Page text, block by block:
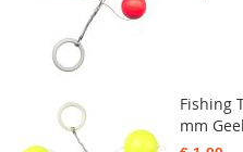
Fishing
mm Geel